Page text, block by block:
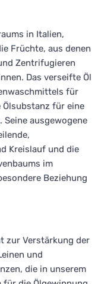
in Italien,
Früchte, aus denen
Zentrifugieren
Das verseifte Öl
für
Ölsubstanz für eine
ausgewogene
Kreislauf und die
im
Beziehung
zur Verstärkung der
und
die in unserem